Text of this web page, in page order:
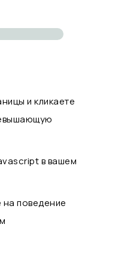
и кликаете
в вашем
поведение